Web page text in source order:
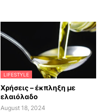
LIFESTYLE
Χρήσεις – έκπληξη με
ελαιόλαδο
August 18, 2024